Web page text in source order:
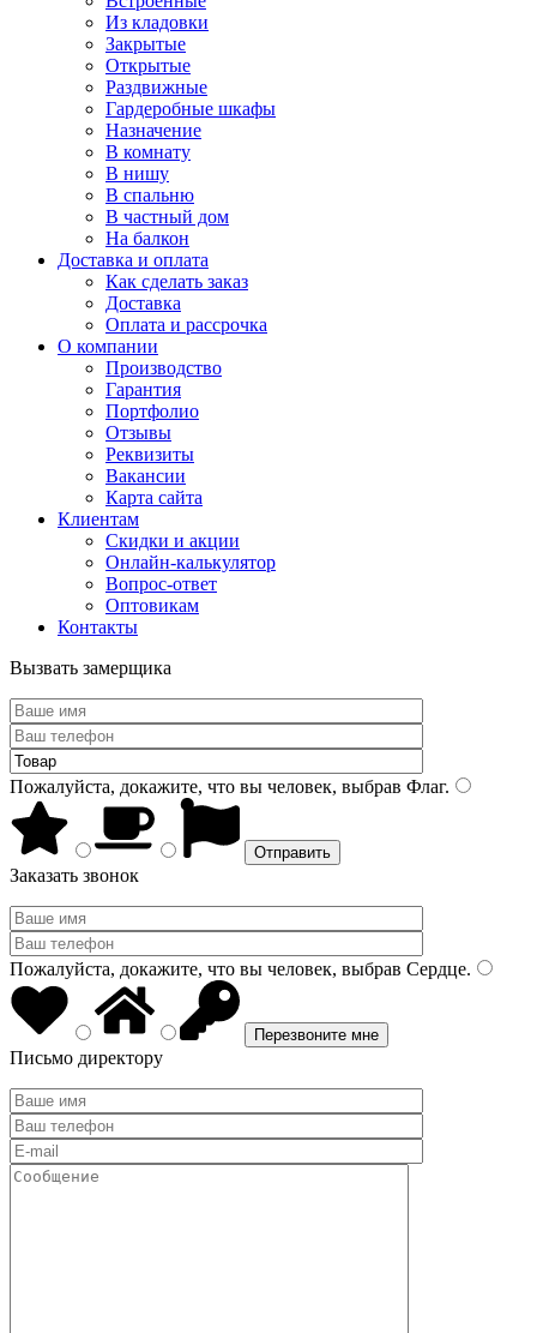
Из кладовки
Закрытые
Открытые
Раздвижные
Гардеробные шкафы
Назначение
В комнату
В нишу
В спальню
В частный дом
На балкон
Доставка и оплата
Как сделать заказ
Доставка
Оплата и рассрочка
О компании
Производство
Гарантия
Портфолио
Отзывы
Реквизиты
Вакансии
Карта сайта
Клиентам
Скидки и акции
Онлайн-калькулятор
Вопрос-ответ
Оптовикам
Контакты
Вызвать замерщика
Пожалуйста, докажите, что вы человек, выбрав Флаг.
Заказать звонок
Пожалуйста, докажите, что вы человек, выбрав Сердце.
Письмо директору